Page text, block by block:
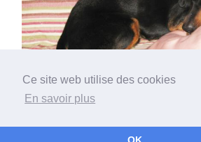
Ce site web utilise des cookies
En savoir plus